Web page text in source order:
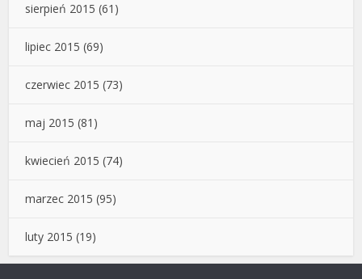
sierpień 2015 (61)
lipiec 2015 (69)
czerwiec 2015 (73)
maj 2015 (81)
kwiecień 2015 (74)
marzec 2015 (95)
luty 2015 (19)